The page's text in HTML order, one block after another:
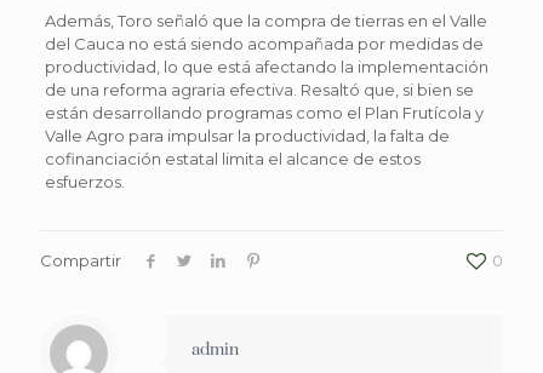
Además, Toro señaló que la compra de tierras en el Valle
del Cauca no está siendo acompañada por medidas de
productividad, lo que está afectando la implementación
de una reforma agraria efectiva. Resaltó que, si bien se
están desarrollando programas como el Plan Frutícola y
Valle Agro para impulsar la productividad, la falta de
cofinanciación estatal limita el alcance de estos
esfuerzos.
Compartir 0
admin